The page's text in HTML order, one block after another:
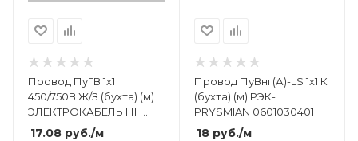
Провод ПуГВ 1х1
450/750В Ж/З (бухта) (м)
ЭЛЕКТРОКАБЕЛЬ НН
000008191
17.08 руб./м
Провод ПуВнг(А)-LS 1х1 К
(бухта) (м) РЭК-
PRYSMIAN 0601030401
18руб./м